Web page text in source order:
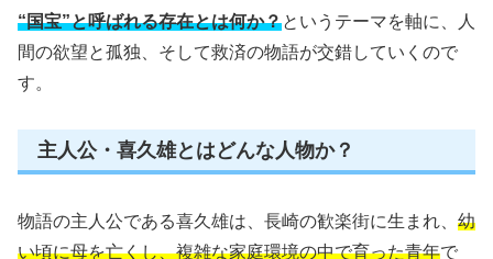
“国宝”と呼ばれる存在とは何か？というテーマを軸に、人
間の欲望と孤独、そして救済の物語が交錯していくので
す。
主人公・喜久雄とはどんな人物か？
物語の主人公である喜久雄は、長崎の歓楽街に生まれ、 幼
い頃に母を亡くし、複雑な家庭環境の中で育った青年で